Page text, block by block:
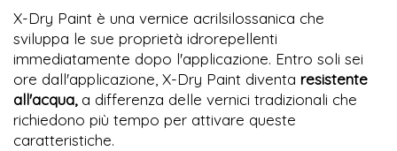
X-Dry Paint è una vernice acrilsilossanica che
sviluppa le sue proprietà idrorepellenti
immediatamente dopo l'applicazione. Entro soli sei
ore dall'applicazione, X-Dry Paint diventa resistente
all'acqua,a differenza delle vernici tradizionali che
richiedono più tempo per attivare queste
caratteristiche.